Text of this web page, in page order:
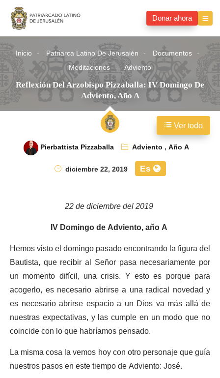
Donar ahora
Inicio Patriarca Latino De Jerusalén
Documentos
Meditaciones
Adviento
Reflexión Del Arzobispo Pizzaballa: IV Domingo De
Adviento, Año A
Pierbattista Pizzaballa Adviento ,Año A
diciembre 22, 2019
Es
22 de diciembre del 2019
IV Domingo de Adviento,añoA
Hemos visto el domingo pasado encontrando la figura del
Bautista, que recibir al Señor pasa necesariamente por
un momento difícil, una crisis. Y esto es porque para
acogerlo, es necesario abrirse a una radical novedad y
es necesario abrirse espacio a un Dios va más allá de
nuestras expectativas, y las cumple en un modo que no
coincide con lo que habríamos pensado.
La misma cosa la vemos hoy con otro personaje que guía
nuestros pasos en este tiempo de Adviento: José.
Ver todo